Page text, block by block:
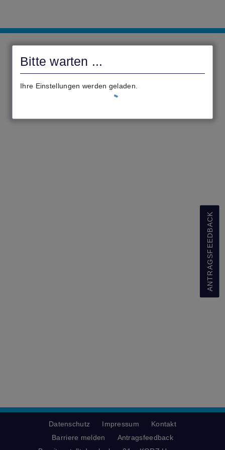
Bitte warten ...
Ihre Einstellungen werden geladen.
Glauburg
ANTRAGSFEEDBACK
Datenschutz Impressum
Kontakt
Barriere melden
Antragsfeedback